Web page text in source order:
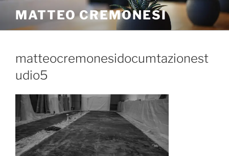
MATTEO CREMONESI
matteocremonesidocumtazionest
udio5